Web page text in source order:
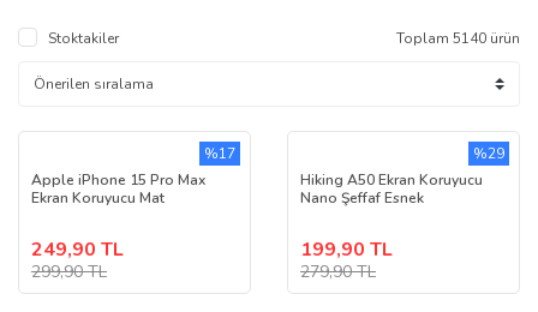
Stoktakiler Toplam 5140 ürün
Apple iPhone 15 Pro Max
Ekran Koruyucu Mat
249,90 TL
299,90 TL
%17
Hiking A50 Ekran Koruyucu
Nano Şeffaf Esnek
199,90 TL
279,90 TL
%29